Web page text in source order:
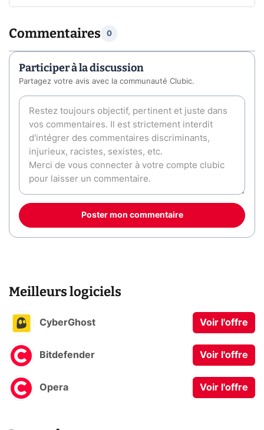
Commentaires 0
Participer à la discussion
Partagez votre avis avec la communauté Clubic.
Poster mon commentaire
Meilleurs logiciels
CyberGhost Voir l'offre
Bitdefender Voir l'offre
Opera Voir l'offre